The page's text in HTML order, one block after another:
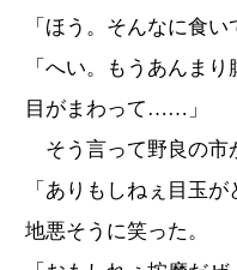
「ほう。そんなに食い
「へい。もうあんま
目がまわって……」
そう言って野良の市
「ありもしねぇ目玉
地悪そうに笑った。